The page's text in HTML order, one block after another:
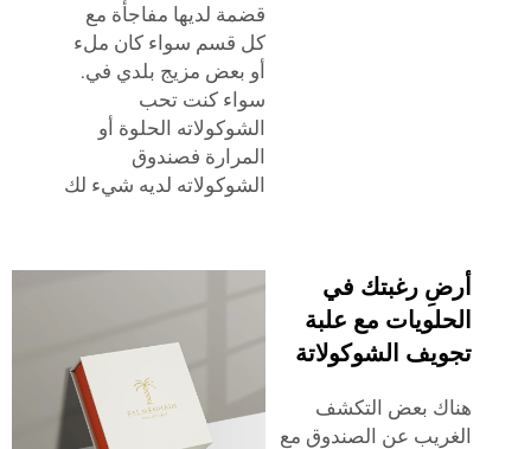
قضمة لديها مفاجأة مع
كل قسم سواء كان ملء
أو بعض مزيج بلدي في.
سواء كنت تحب
الشوكولاته الحلوة أو
المرارة فصندوق
الشوكولاته لديه شيء لك
رغبتك في
مع علبة
الشوكولاتة
بعض التكشف
عن الصندوق مع